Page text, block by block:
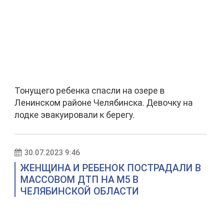
Тонущего ребенка спасли на озере в
Ленинском районе Челябинска. Девочку на
лодке эвакуировали к берегу.
30.07.2023 9:46
ЖЕНЩИНА И РЕБЕНОК ПОСТРАДАЛИ В
МАССОВОМ ДТП НА М5 В
ЧЕЛЯБИНСКОЙ ОБЛАСТИ